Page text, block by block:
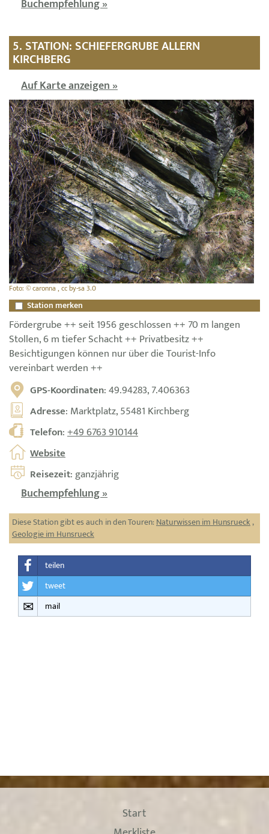
Buchempfehlung »
5. STATION: SCHIEFERGRUBE ALLERN
KIRCHBERG
Auf Karte anzeigen »
Foto: © caronna , cc by-sa 3.0
Station merken
Fördergrube ++ seit 1956 geschlossen ++ 70 m langen
Stollen, 6 m tiefer Schacht ++ Privatbesitz ++
Besichtigungen können nur über die Tourist-Info
vereinbart werden ++
GPS-Koordinaten: 49.94283, 7.406363
Adresse: Marktplatz, 55481 Kirchberg
Telefon:+49 6763 910144
Website
Reisezeit: ganzjährig
Buchempfehlung »
Diese Station gibt es auch in den Touren:Naturwissen im Hunsrueck,
Geologie im Hunsrueck
teilen
tweet
mail
Start